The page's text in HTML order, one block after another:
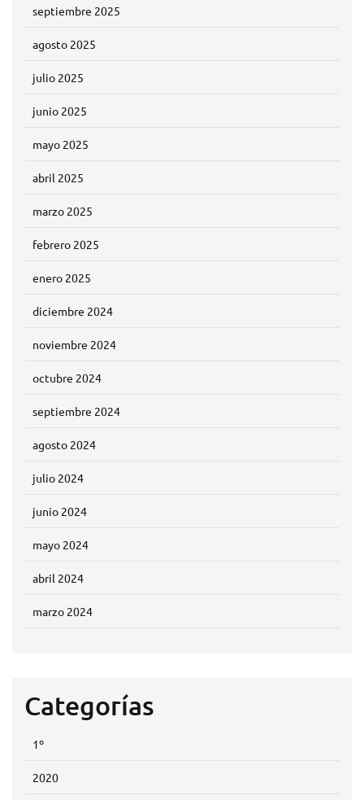
septiembre 2025
agosto 2025
julio 2025
junio 2025
mayo 2025
abril 2025
marzo 2025
febrero 2025
enero 2025
diciembre 2024
noviembre 2024
octubre 2024
septiembre 2024
agosto 2024
julio 2024
junio 2024
mayo 2024
abril 2024
marzo 2024
Categorías
1º
2020